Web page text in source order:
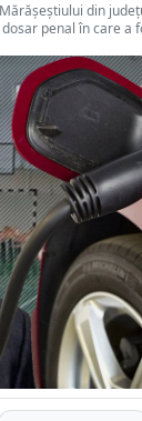
din
penal în care a